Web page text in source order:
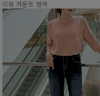
리뷰 카운트 영역